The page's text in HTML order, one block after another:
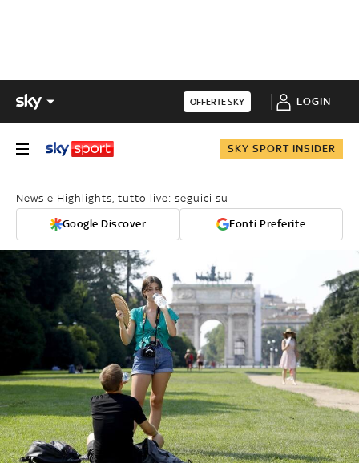
OFFERTE SKY LOGIN
SKY SPORT INSIDER
News e Highlights, tutto live: seguici su
Google Discover Fonti Preferite